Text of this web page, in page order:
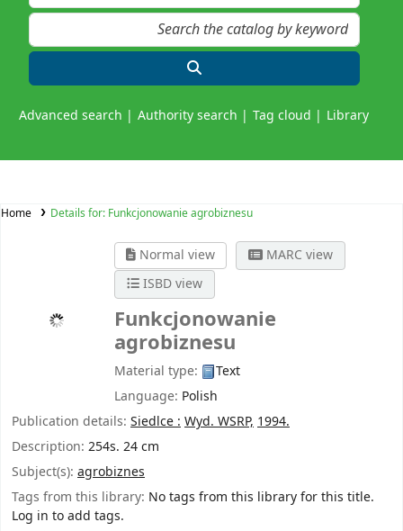
Advanced search Authority search Tag cloud Library
Home Details for: Funkcjonowanie agrobiznesu
Normal view
MARC view
ISBD view
Funkcjonowanie
agrobiznesu
Material type:
Text
Language: Polish
Publication details: Siedlce : Wyd. WSRP, 1994.
Description: 254s. 24 cm
Subject(s): agrobiznes
Tags from this library: No tags from this library for this title.
Log in to add tags.